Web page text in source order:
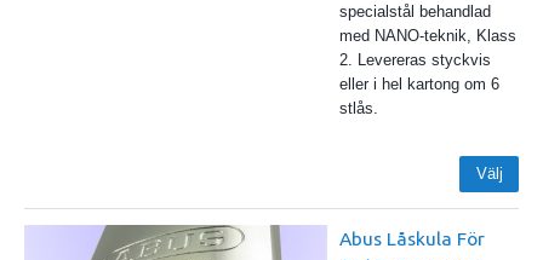
specialstål behandlad
med NANO-teknik, Klass
2. Levereras styckvis
eller i hel kartong om 6
stlås.
Välj
Abus Låskula För